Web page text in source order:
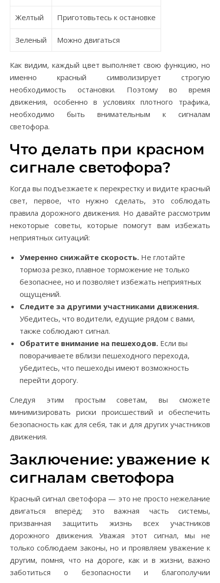
Желтый Приготовьтесь к остановке
Зеленый Можно двигаться
Как видим, каждый цвет выполняет свою функцию, но
именно красный символизирует строгую
необходимость остановки. Поэтому во время
движения, особенно в условиях плотного трафика,
необходимо быть внимательным к сигналам
светофора.
Что делать при красном
сигнале светофора?
Когда вы подъезжаете к перекрестку и видите красный
свет, первое, что нужно сделать, это соблюдать
правила дорожного движения. Но давайте рассмотрим
некоторые советы, которые помогут вам избежать
неприятных ситуаций:
Умеренно снижайте скорость. Не глотайте
тормоза резко, плавное торможение не только
безопаснее, но и позволяет избежать неприятных
ощущений.
Следите за другими участниками движения.
Убедитесь, что водители, едущие рядом с вами,
также соблюдают сигнал.
Обратите внимание на пешеходов. Если вы
поворачиваете вблизи пешеходного перехода,
убедитесь, что пешеходы имеют возможность
перейти дорогу.
Следуя этим простым советам, вы сможете
минимизировать риски происшествий и обеспечить
безопасность как для себя, так и для других участников
движения.
Заключение: уважение к
сигналам светофора
Красный сигнал светофора — это не просто нежелание
двигаться вперёд; это важная часть системы,
призванная защитить жизнь всех участников
дорожного движения. Уважая этот сигнал, мы не
только соблюдаем законы, но и проявляем уважение к
другим, помня, что на дороге, как и в жизни, важно
заботиться о безопасности и благополучии